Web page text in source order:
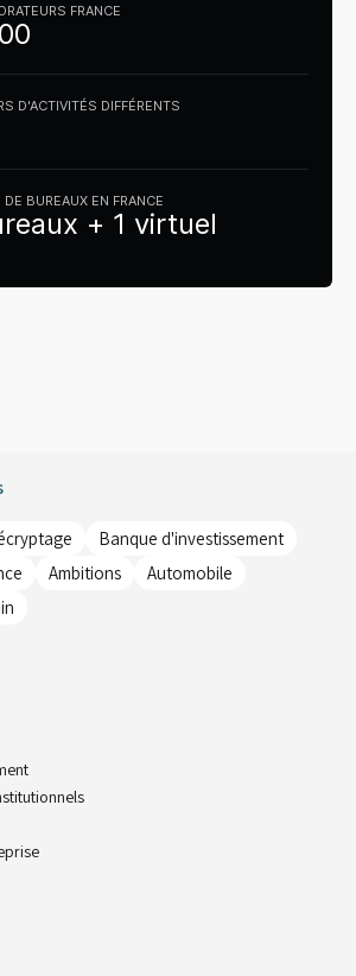
FRANCE
D'ACTIVITÉS DIFFÉRENTS
BUREAUX EN FRANCE
+ 1 virtuel
Banque d'investissement
Ambitions
Automobile